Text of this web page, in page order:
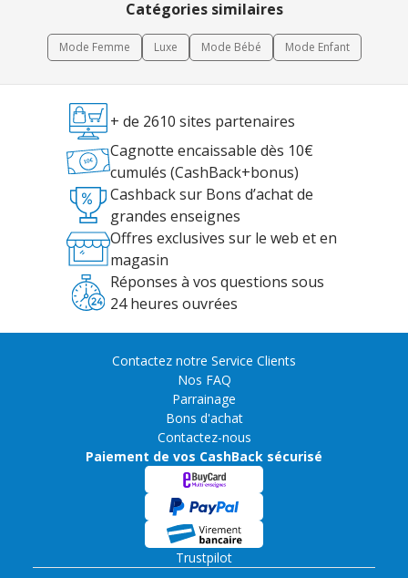
Catégories similaires
Mode Femme Luxe Mode Bébé Mode Enfant
+ de 2610 sites partenaires
Cagnotte encaissable dès 10€
cumulés (CashBack+bonus)
Cashback sur Bons d’achat de
grandes enseignes
Offres exclusives sur le web et en
magasin
Réponses à vos questions sous
24 heures ouvrées
Contactez notre Service Clients
Nos FAQ
Parrainage
Bons d'achat
Contactez-nous
Paiement de vos CashBack sécurisé
Trustpilot